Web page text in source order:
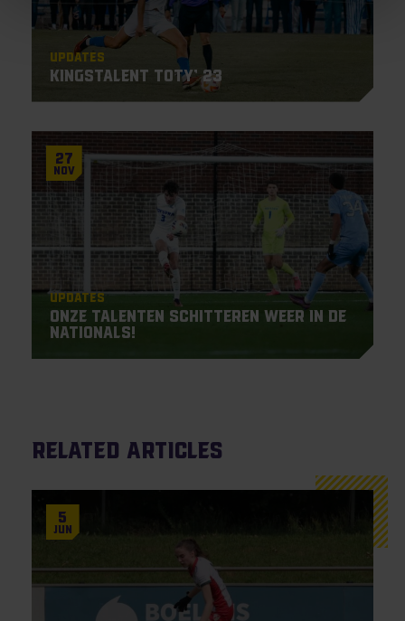
Updates
KingsTalent TOTY’ 23
27
Nov
Updates
Onze talenten schitteren weer in de
Nationals!
Related articles
5
Jun